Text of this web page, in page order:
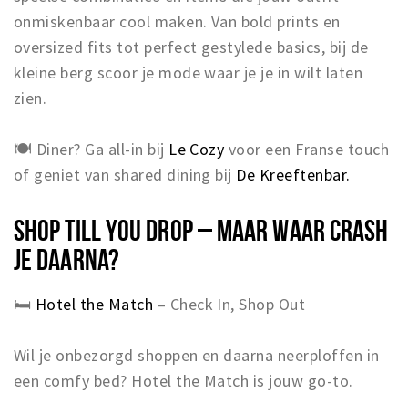
onmiskenbaar cool maken. Van bold prints en
oversized fits tot perfect gestylede basics, bij de
kleine berg scoor je mode waar je je in wilt laten
zien.
🍽 Diner? Ga all-in bij Le Cozy voor een Franse touch
of geniet van shared dining bij De Kreeftenbar.
SHOP TILL YOU DROP – MAAR WAAR CRASH
JE DAARNA?
🛏️ Hotel the Match – Check In, Shop Out
Wil je onbezorgd shoppen en daarna neerploffen in
een comfy bed? Hotel the Match is jouw go-to.